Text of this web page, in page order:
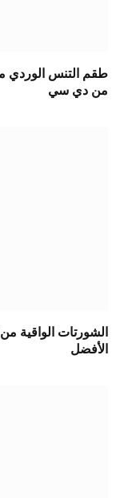
طقم التنس الوردي
من دي سي
الشورتات الواقية
الأفضل